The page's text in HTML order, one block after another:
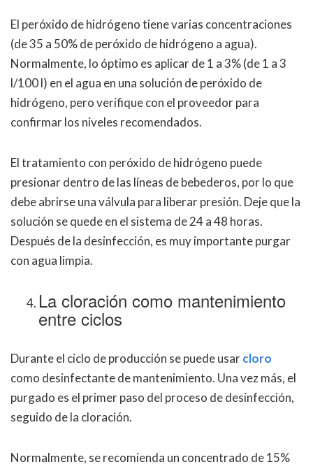
El peróxido de hidrógeno tiene varias concentraciones
(de 35 a 50% de peróxido de hidrógeno a agua).
Normalmente, lo óptimo es aplicar de 1 a 3% (de 1 a 3
l/100 l) en el agua en una solución de peróxido de
hidrógeno, pero verifique con el proveedor para
confirmar los niveles recomendados.
El tratamiento con peróxido de hidrógeno puede
presionar dentro de las líneas de bebederos, por lo que
debe abrirse una válvula para liberar presión. Deje que la
solución se quede en el sistema de 24 a 48 horas.
Después de la desinfección, es muy importante purgar
con agua limpia.
La cloración como mantenimiento
entre ciclos
Durante el ciclo de producción se puede usarcloro
como desinfectante de mantenimiento. Una vez más, el
purgado es el primer paso del proceso de desinfección,
seguido de la cloración.
Normalmente, se recomienda un concentrado de 15%